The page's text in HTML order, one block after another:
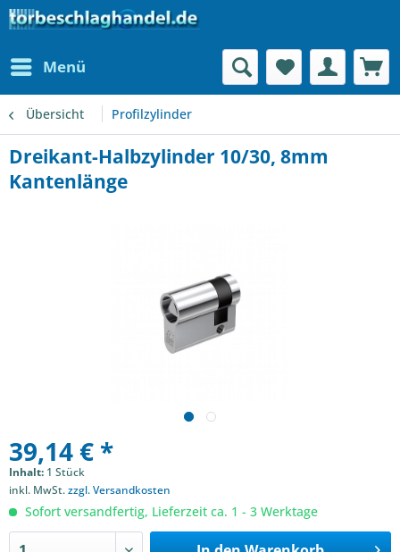
Menü
Übersicht Profilzylinder
Dreikant-Halbzylinder 10/30, 8mm
Kantenlänge
39,14 € *
Inhalt: 1 Stück
inkl. MwSt.zzgl. Versandkosten
Sofort versandfertig, Lieferzeit ca. 1 - 3 Werktage